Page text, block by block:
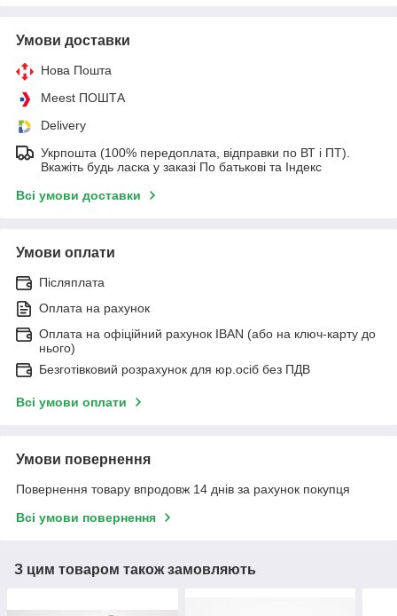
Умови доставки
Нова Пошта
Meest ПОШТА
Delivery
Укрпошта (100% передоплата, відправки по ВТ і ПТ).
Вкажіть будь ласка у заказі По батькові та Індекс
Всі умови доставки
Умови оплати
Післяплата
Оплата на рахунок
Оплата на офіційний рахунок IBAN (або на ключ-карту до
нього)
Безготівковий розрахунок для юр.осіб без ПДВ
Всі умови оплати
Умови повернення
Повернення товару впродовж 14 днів за рахунок покупця
Всі умови повернення
З цим товаром також замовляють